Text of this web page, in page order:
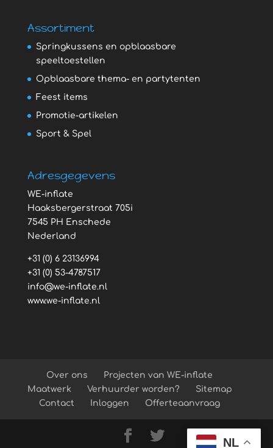
Assortiment
Springkussens en opblaasbare
speeltoestellen
Opblaasbare thema- en partytenten
Feest items
Promotie-artikelen
Sport & Spel
Adresgegevens
WE-inflate
Haaksbergerstraat 705i
7545 PH Enschede
Nederland
+31 (0) 6 23136994
+31 (0) 53-4787517
info@we-inflate.nl
www.we-inflate.nl
Over ons
Projecten van WE-inflate
Maatwerk
Verhuurder worden?
Sitemap
Contact
Inloggen Offerteaanvraag
NL